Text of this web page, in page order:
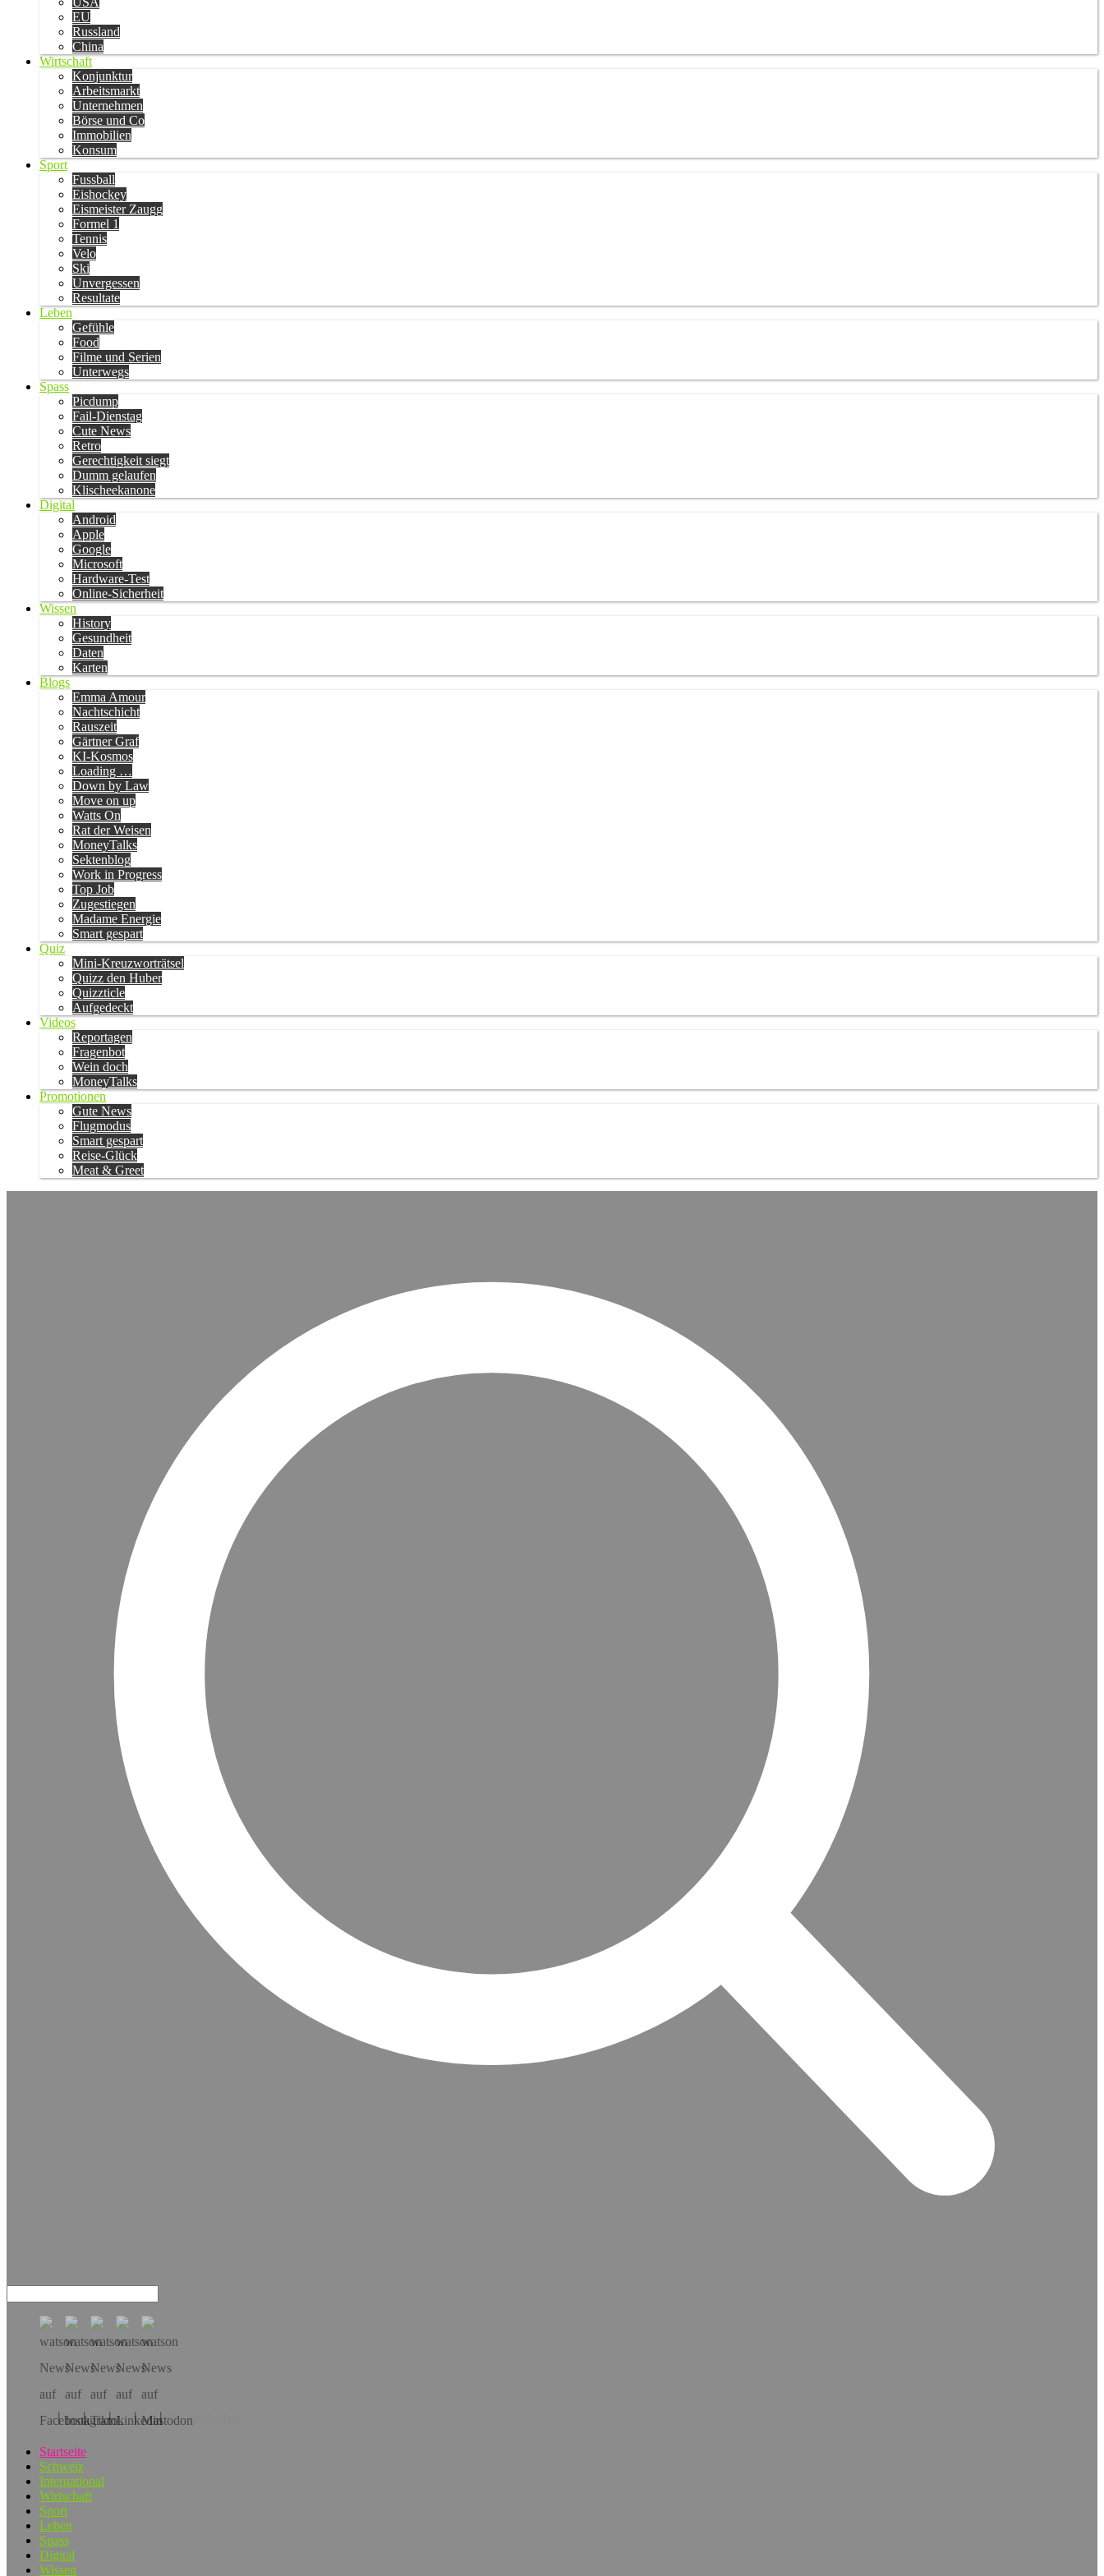
EU
Russland
China
Wirtschaft
Konjunktur
Arbeitsmarkt
Unternehmen
Börse und Co
Immobilien
Konsum
Sport
Fussball
Eishockey
Eismeister Zaugg
Formel 1
Tennis
Velo
Ski
Unvergessen
Resultate
Leben
Gefühle
Food
Filme und Serien
Unterwegs
Spass
Picdump
Fail-Dienstag
Cute News
Retro
Gerechtigkeit siegt
Dumm gelaufen
Klischeekanone
Digital
Android
Apple
Google
Microsoft
Hardware-Test
Online-Sicherheit
Wissen
History
Gesundheit
Daten
Karten
Blogs
Emma Amour
Nachtschicht
Rauszeit
Gärtner Graf
KI-Kosmos
Loading …
Down by Law
Move on up
Watts On
Rat der Weisen
MoneyTalks
Sektenblog
Work in Progress
Top Job
Zugestiegen
Madame Energie
Smart gespart
Quiz
Mini-Kreuzworträtsel
Quizz den Huber
Quizzticle
Aufgedeckt
Videos
Reportagen
Fragenbot
Wein doch
MoneyTalks
Promotionen
Gute News
Flugmodus
Smart gespart
Reise-Glück
Meat & Greet
Hol dir die App!
Startseite
Schweiz
International
Wirtschaft
Sport
Leben
Spass
Digital
Wissen